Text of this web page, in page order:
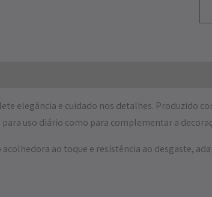
elegância e cuidado nos detalhes. Produzido
uso diário como para complementar a
ao toque e resistência ao desgaste,